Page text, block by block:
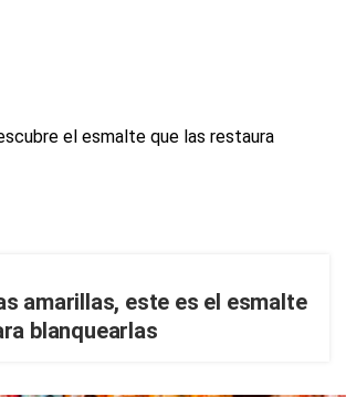
amarillas, este es el esmalte
blanquearlas